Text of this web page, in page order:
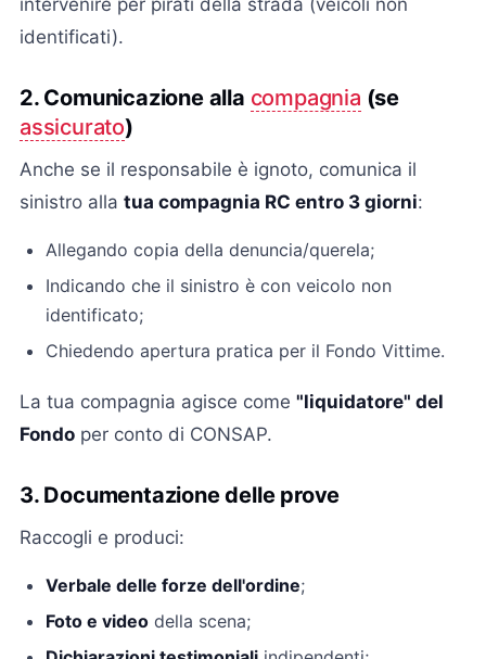
intervenire per pirati della strada (veicoli non
identificati).
2. Comunicazione alla compagnia (se
assicurato)
Anche se il responsabile è ignoto, comunica il
sinistro alla tua compagnia RC entro 3 giorni:
Allegando copia della denuncia/querela;
Indicando che il sinistro è con veicolo non
identificato;
Chiedendo apertura pratica per il Fondo Vittime.
La tua compagnia agisce come "liquidatore" del
Fondo per conto di CONSAP.
3. Documentazione delle prove
Raccogli e produci:
Verbale delle forze dell'ordine;
Foto e video della scena;